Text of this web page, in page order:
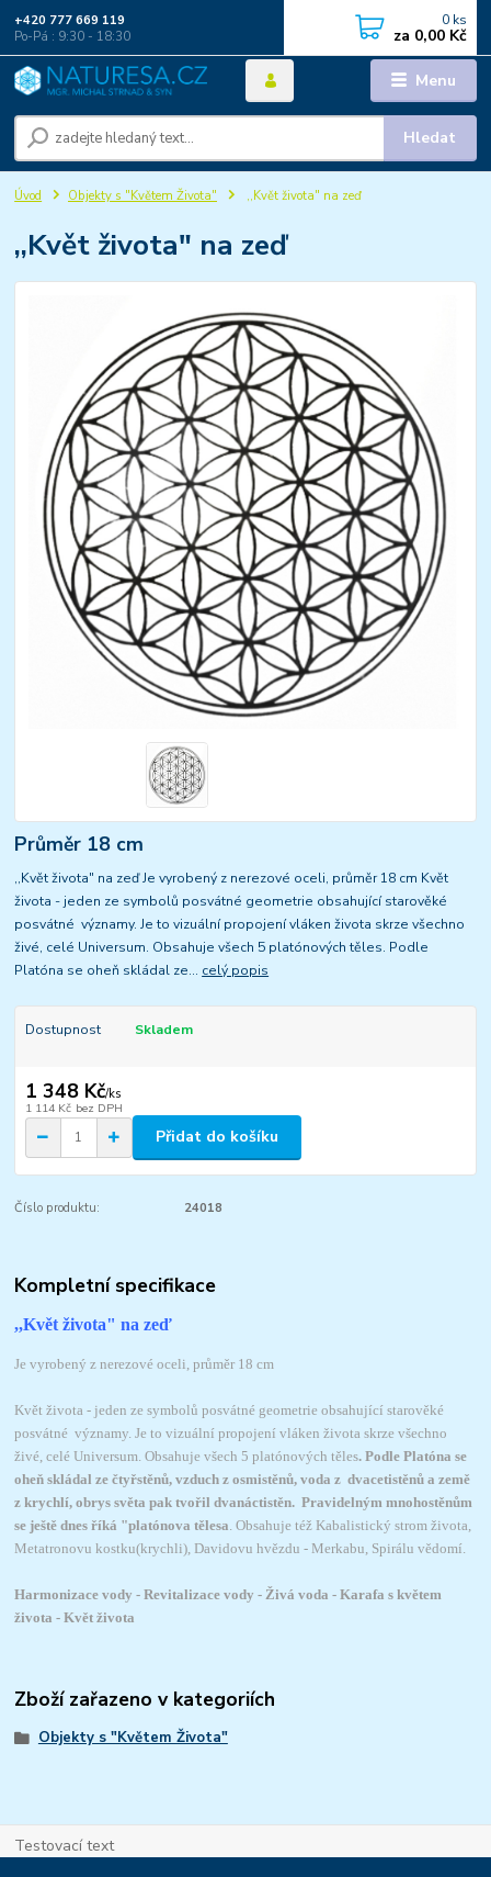
Menu
Hledat
+420 777 669 119
Po-Pá : 9:30 - 18:30
0 ks
za 0,00 Kč
Úvod Objekty s "Květem Života" ,,Květ života" na zeď
,,Květ života" na zeď
Průměr 18 cm
,,Květ života" na zeď Je vyrobený z nerezové oceli, průměr 18 cm Květ
života - jeden ze symbolů posvátné geometrie obsahující starověké
posvátné významy. Je to vizuální propojení vláken života skrze všechno
živé, celé Universum. Obsahuje všech 5 platónových těles. Podle
Platóna se oheň skládal ze... celý popis
Dostupnost Skladem
1 348 Kč/ks
1 114 Kč bez DPH
Přidat do košíku
Číslo produktu: 24018
Kompletní specifikace
,,Květ života" na zeď
Je vyrobený z nerezové oceli, průměr 18 cm
Květ života - jeden ze symbolů posvátné geometrie obsahující starověké
posvátné významy. Je to vizuální propojení vláken života skrze všechno
živé, celé Universum. Obsahuje všech 5 platónových těles. Podle Platóna se
oheň skládal ze čtyřstěnů, vzduch z osmistěnů, voda z dvacetistěnů a země
z krychlí, obrys světa pak tvořil dvanáctistěn. Pravidelným mnohostěnům
se ještě dnes říká "platónova tělesa. Obsahuje též Kabalistický strom života,
Metatronovu kostku(krychli), Davidovu hvězdu - Merkabu, Spirálu vědomí.
Harmonizace vody - Revitalizace vody - Živá voda - Karafa s květem
života - Květ života
Zboží zařazeno v kategoriích
Objekty s "Květem Života"
Testovací text